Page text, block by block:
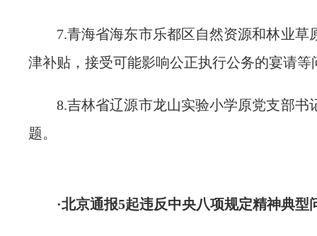
7.青海省海东市乐都区自然资源和林业
津补贴，接受可能影响公正执行公务的宴请等
8.吉林省辽源市龙山实验小学原党支部书
题。
·北京通报5起违反中央八项规定精神典型